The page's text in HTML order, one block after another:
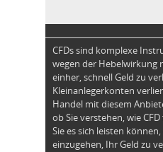
CFDs sind komplexe
wegen der Hebelwirkung
einher, schnell Geld zu
Kleinanlegerkonten
Handel mit diesem
ob Sie verstehen, wie
Sie es sich leisten
einzugehen, Ihr Geld zu